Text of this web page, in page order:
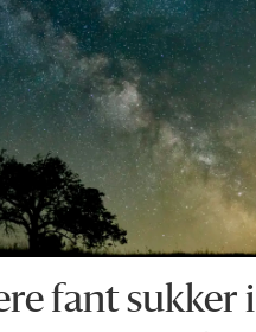
fant sukker i